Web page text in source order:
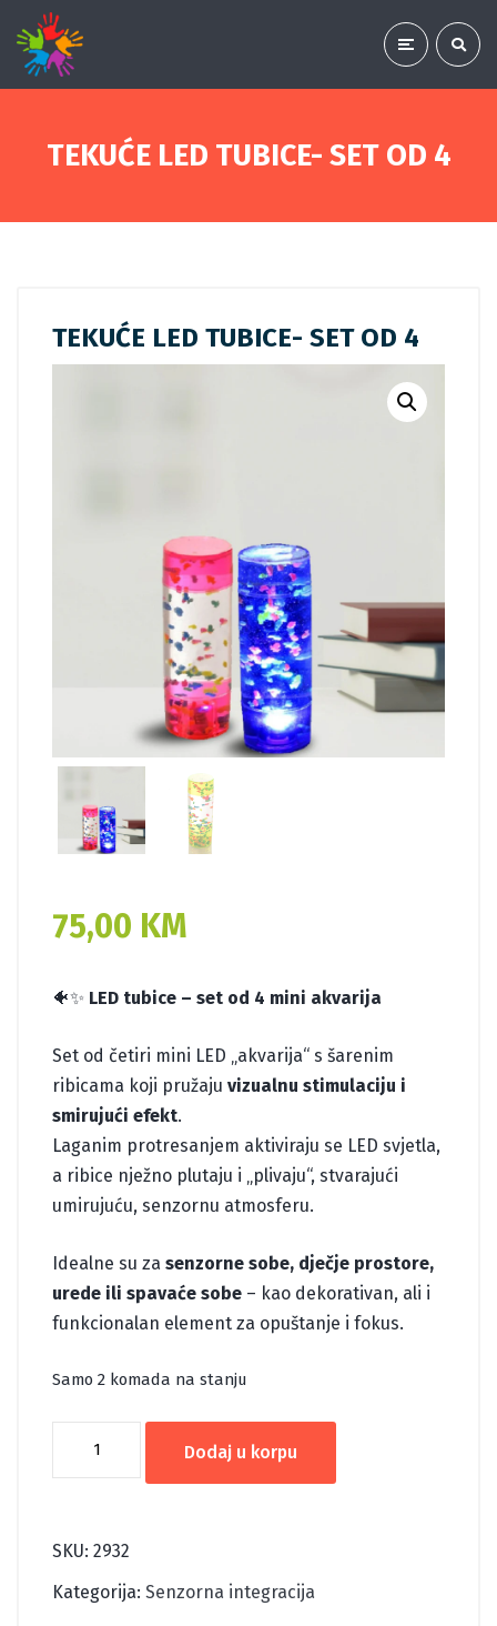
TEKUĆE LED TUBICE- SET OD 4
TEKUĆE LED TUBICE- SET OD 4
75,00 KM
🐠✨ LED tubice – set od 4 mini akvarija
Set od četiri mini LED „akvarija“ s šarenim
ribicama koji pružaju vizualnu stimulaciju i
smirujući efekt.
Laganim protresanjem aktiviraju se LED svjetla,
a ribice nježno plutaju i „plivaju“, stvarajući
umirujuću, senzornu atmosferu.
Idealne su za senzorne sobe, dječje prostore,
urede ili spavaće sobe – kao dekorativan, ali i
funkcionalan element za opuštanje i fokus.
Samo 2 komada na stanju
OD
4
Dodaj u korpu
SKU: 2932
Kategorija: Senzorna integracija